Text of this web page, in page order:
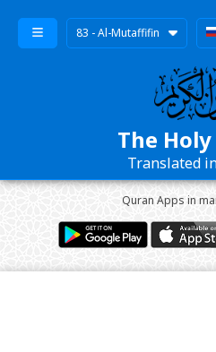
83 - Al-Mutaffifin
The
Translated
Quran Apps in